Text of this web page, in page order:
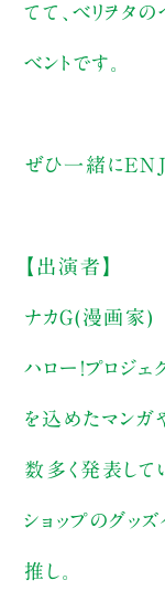
てて、ベリヲタの
ベントです。
ぜひ一緒に
【出演者】
ナカＧ(漫画家)
ハロー！プロジェ
を込めたマンガ
数多く発表してい
ショップのグッ
推し。